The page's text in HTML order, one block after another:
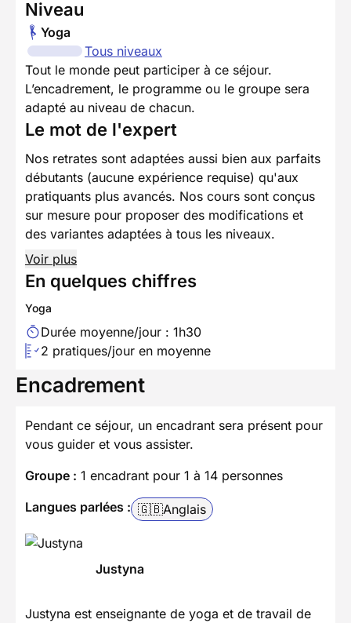
Niveau
Yoga
Tous niveaux
Tout le monde peut participer à ce séjour.
L’encadrement, le programme ou le groupe sera
adapté au niveau de chacun.
Le mot de l'expert
Nos retrates sont adaptées aussi bien aux parfaits
débutants (aucune expérience requise) qu'aux
pratiquants plus avancés. Nos cours sont conçus
sur mesure pour proposer des modifications et
des variantes adaptées à tous les niveaux.
Voir plus
En quelques chiffres
Yoga
Durée moyenne/jour : 1h30
2 pratiques/jour en moyenne
Encadrement
Pendant ce séjour, un encadrant sera présent pour
vous guider et vous assister.
Groupe : 1 encadrant pour 1 à 14 personnes
Langues parlées : 🇬🇧Anglais
Justyna
Justyna est enseignante de yoga et de travail de